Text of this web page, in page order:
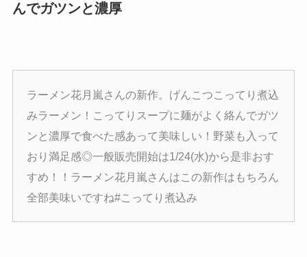
んでガツンと濃厚
ラーメン花月嵐さんの新作。げんこつこってり煮込
みラーメン！こってりスープに麺がよく絡んでガツ
ンと濃厚で食べた感あって美味しい！野菜も入って
おり満足感◎一般販売開始は1/24(水)から是非おす
すめ！！ラーメン花月嵐さんはこの新作はもちろん
全部美味いですね#こってり煮込み